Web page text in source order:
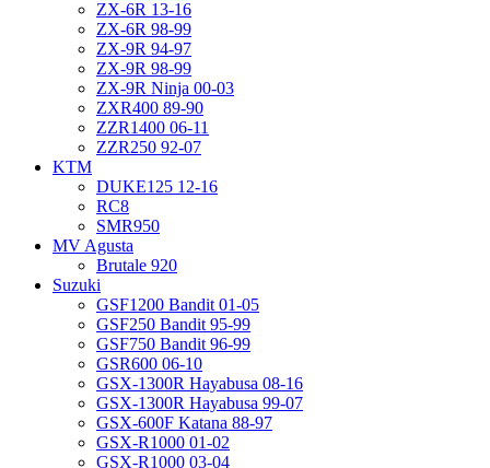
ZX-6R 13-16
ZX-6R 98-99
ZX-9R 94-97
ZX-9R 98-99
ZX-9R Ninja 00-03
ZXR400 89-90
ZZR1400 06-11
ZZR250 92-07
KTM
DUKE125 12-16
RC8
SMR950
MV Agusta
Brutale 920
Suzuki
GSF1200 Bandit 01-05
GSF250 Bandit 95-99
GSF750 Bandit 96-99
GSR600 06-10
GSX-1300R Hayabusa 08-16
GSX-1300R Hayabusa 99-07
GSX-600F Katana 88-97
GSX-R1000 01-02
GSX-R1000 03-04